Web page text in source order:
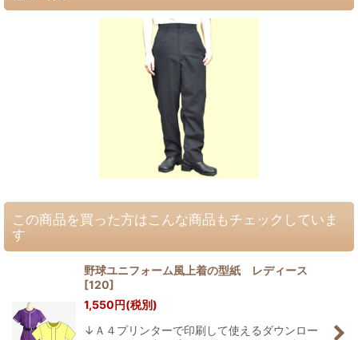
この商品を買った方はこんな商品もチェックしていま
す
野球ユニフォーム風上着の型紙 レディース
[120]
1,550円(税別)
↓Ａ４プリンターで印刷して使えるダウンロー